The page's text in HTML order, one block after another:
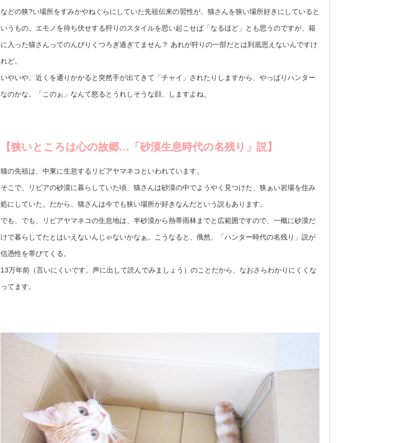
などの狭?い場所をすみかやねぐらにしていた先祖伝来の習性が、猫さんを狭い場所好きにしていると
いうもの。エモノを待ち伏せする狩りのスタイルを思い起こせば「なるほど」とも思うのですが、箱
に入った猫さんってのんびりくつろぎ過ぎてません？ あれが狩りの一部だとは到底思えないんですけ
れど。
いやいや。近くを通りかかると突然手が出てきて「チャイ」されたりしますから、やっぱりハンター
なのかな。「このぉ」なんて怒るとうれしそうな顔、しますよね。
【狭いところは心の故郷…「砂漠生息時代の名残り」説】
猫の先祖は、中東に生息するリビアヤマネコといわれています。
そこで、リビアの砂漠に暮らしていた頃、猫さんは砂漠の中でようやく見つけた、狭ぁい岩場を住み
処にしていた。だから、猫さんは今でも狭い場所が好きなんだという説もあります。
でも、でも、リビアヤマネコの生息地は、半砂漠から熱帯雨林までと広範囲ですので、一概に砂漠だ
けで暮らしてたとはいえないんじゃないかなぁ。こうなると、俄然、「ハンター時代の名残り」説が
信憑性を帯びてくる。
13万年前（言いにくいです。声に出して読んでみましょう）のことだから、なおさらわかりにくくな
ってます。